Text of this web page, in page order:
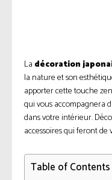
La décoration
la nature et son
apporter cette touche
qui vous accompagnera
dans votre intérieur.
accessoires qui feront
Table of Contents